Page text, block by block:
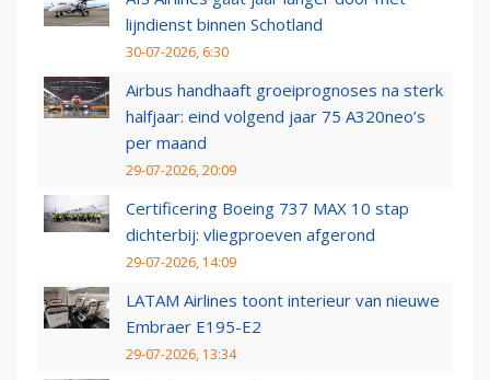
lijndienst binnen Schotland
30-07-2026, 6:30
Airbus handhaaft groeiprognoses na sterk
halfjaar: eind volgend jaar 75 A320neo’s
per maand
29-07-2026, 20:09
Certificering Boeing 737 MAX 10 stap
dichterbij: vliegproeven afgerond
29-07-2026, 14:09
LATAM Airlines toont interieur van nieuwe
Embraer E195-E2
29-07-2026, 13:34